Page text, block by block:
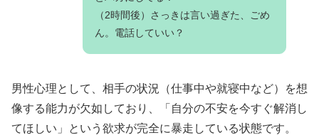
（2時間後）さっきは言い過ぎた、ごめ
ん。電話していい？
男性心理として、相手の状況（仕事中や就寝中など）を想
像する能力が欠如しており、「自分の不安を今すぐ解消し
てほしい」という欲求が完全に暴走している状態です。